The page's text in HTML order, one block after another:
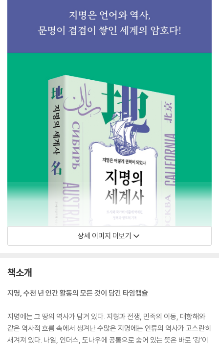
상세 이미지 더보기
책소개
지명, 수천 년 인간 활동의 모든 것이 담긴 타임캡슐
지명에는 그 땅의 역사가 담겨 있다. 지형과 전쟁, 민족의 이동, 대항해와
같은 역사적 흐름 속에서 생겨난 수많은 지명에는 인류의 역사가 고스란히
새겨져 있다. 나일, 인더스, 도나우에 공통으로 숨어 있는 뜻은 바로 ‘강’이